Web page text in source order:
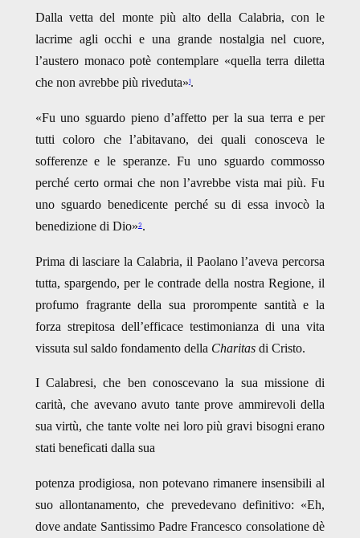
Dalla vetta del monte più alto della Calabria, con le
lacrime agli occhi e una grande nostalgia nel cuore,
l’austero monaco potè contemplare «quella terra diletta
che non avrebbe più riveduta»1.
«Fu uno sguardo pieno d’affetto per la sua terra e per
tutti coloro che l’abitavano, dei quali conosceva le
sofferenze e le speranze. Fu uno sguardo commosso
perché certo ormai che non l’avrebbe vista mai più. Fu
uno sguardo benedicente perché su di essa invocò la
benedizione di Dio»2.
Prima di lasciare la Calabria, il Paolano l’aveva percorsa
tutta, spargendo, per le contrade della nostra Regione, il
profumo fragrante della sua prorompente santità e la
forza strepitosa dell’efficace testimonianza di una vita
vissuta sul saldo fondamento della Charitas di Cristo.
I Calabresi, che ben conoscevano la sua missione di
carità, che avevano avuto tante prove ammirevoli della
sua virtù, che tante volte nei loro più gravi bisogni erano
stati beneficati dalla sua
potenza prodigiosa, non potevano rimanere insensibili al
suo allontanamento, che prevedevano definitivo: «Eh,
dove andate Santissimo Padre Francesco consolatione dè